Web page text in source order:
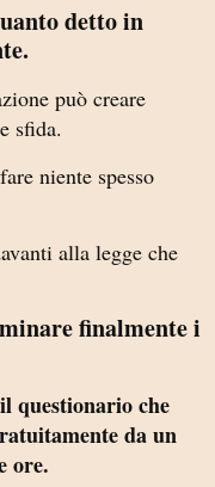
detto in
può creare
sfida.
niente spesso
alla legge che
finalmente i
questionario che
da un
ore.